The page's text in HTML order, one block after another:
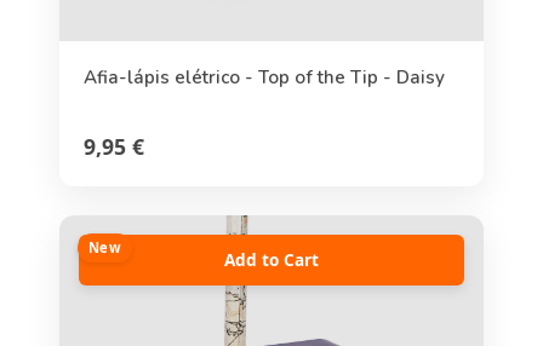
Afia-lápis elétrico - Top of the Tip - Daisy
9,95 €
New
Add to Cart